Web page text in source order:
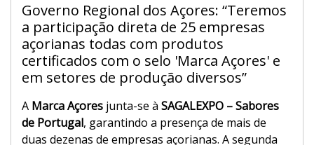
Governo Regional dos Açores: “Teremos
a participação direta de 25 empresas
açorianas todas com produtos
certificados com o selo 'Marca Açores' e
em setores de produção diversos”
A Marca Açores junta-se à SAGALEXPO – Sabores
de Portugal, garantindo a presença de mais de
duas dezenas de empresas açorianas. A segunda